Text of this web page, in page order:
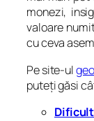
monezi,
valoare
cu ceva
Pe site-ul
puteți găsi